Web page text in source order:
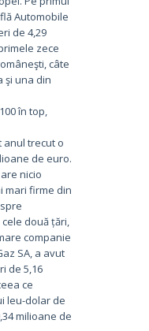
Automobile
de 4,29
zece
câte
şi una din
în top,
anul trecut o
de euro.
nicio
mari firme din
două țări,
companie
SA, a avut
de 5,16
ce
leu-dolar de
milioane de